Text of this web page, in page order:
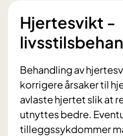
Hjertesvikt -
Behandling av
korrigere årsaker til
avlaste hjertet slik at
utnyttes bedre.
tilleggssykdommer